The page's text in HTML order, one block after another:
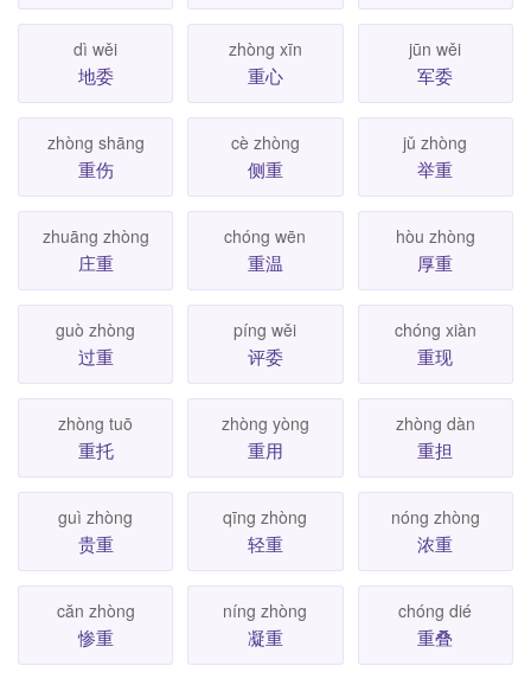
dì wěi
地委
zhòng xīn
重心
jūn wěi
军委
zhòng shāng
重伤
cè zhòng
侧重
jǔ zhòng
举重
zhuāng zhòng
庄重
chóng wēn
重温
hòu zhòng
厚重
guò zhòng
过重
píng wěi
评委
chóng xiàn
重现
zhòng tuō
重托
zhòng yòng
重用
zhòng dàn
重担
guì zhòng
贵重
qīng zhòng
轻重
nóng zhòng
浓重
căn zhòng
惨重
níng zhòng
凝重
chóng dié
重叠